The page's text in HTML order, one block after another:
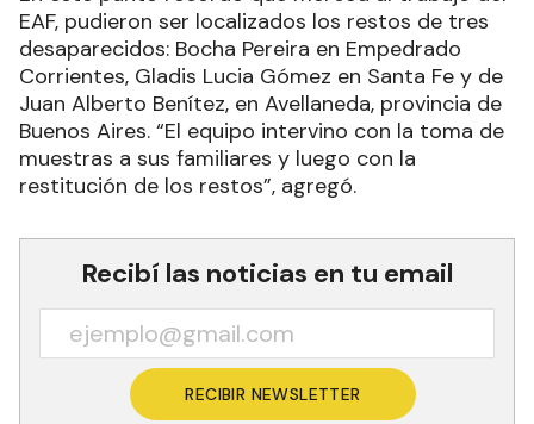
EAF, pudieron ser localizados los restos de tres
desaparecidos: Bocha Pereira en Empedrado
Corrientes, Gladis Lucia Gómez en Santa Fe y de
Juan Alberto Benítez, en Avellaneda, provincia de
Buenos Aires. “El equipo intervino con la toma de
muestras a sus familiares y luego con la
restitución de los restos”, agregó.
Recibí las noticias en tu email
RECIBIR NEWSLETTER